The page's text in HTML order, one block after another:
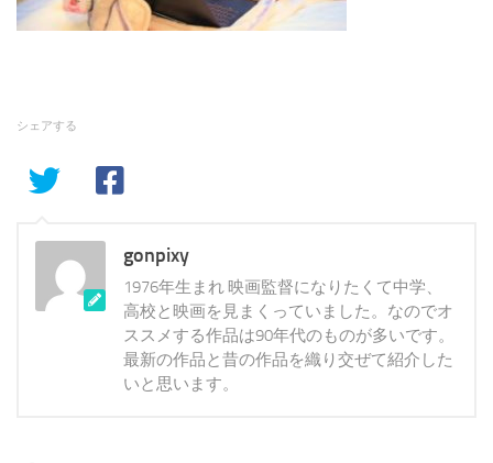
シェアする
gonpixy
1976年生まれ 映画監督になりたくて中学、
高校と映画を見まくっていました。なのでオ
ススメする作品は90年代のものが多いです。
最新の作品と昔の作品を織り交ぜて紹介した
いと思います。